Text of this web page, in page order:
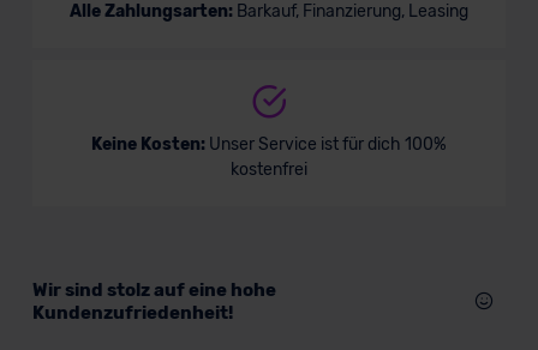
Alle Zahlungsarten: Barkauf, Finanzierung, Leasing
Keine Kosten: Unser Service ist für dich 100%
kostenfrei
Wir sind stolz auf eine hohe
Kundenzufriedenheit!